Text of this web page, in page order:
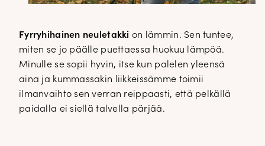
Fyrryhihainen neuletakki on lämmin. Sen tuntee,
miten se jo päälle puettaessa huokuu lämpöä.
Minulle se sopii hyvin, itse kun palelen yleensä
aina ja kummassakin liikkeissämme toimii
ilmanvaihto sen verran reippaasti, että pelkällä
paidalla ei siellä talvella pärjää.